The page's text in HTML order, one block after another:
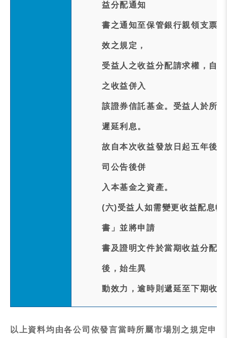
益分配通知
書之通知至保管銀行親領支票
效之規定，
受益人之收益分配請求權，自
之收益併入
該證券信託基金。受益人於所
遲延利息。
故自本次收益發放日起五年後
司公告後併
入本基金之資產。
(六)受益人如需變更收益配息
書」並將申請
書及證明文件於當期收益分配
後，始生異
動效力，逾時則遞延至下期收
以上資料均由各公司依發言當時所屬市場別之規定申